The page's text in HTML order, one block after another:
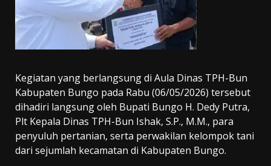
Kegiatan yang berlangsung di Aula Dinas TPH-Bun
Kabupaten Bungo pada Rabu (06/05/2026) tersebut
dihadiri langsung oleh Bupati Bungo H. Dedy Putra,
Plt Kepala Dinas TPH-Bun Ishak, S.P., M.M., para
penyuluh pertanian, serta perwakilan kelompok tani
dari sejumlah kecamatan di Kabupaten Bungo.